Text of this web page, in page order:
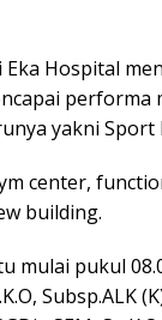
Hospital
performa
yakni Sport
center,
building.
mulai pukul
Subsp.ALK